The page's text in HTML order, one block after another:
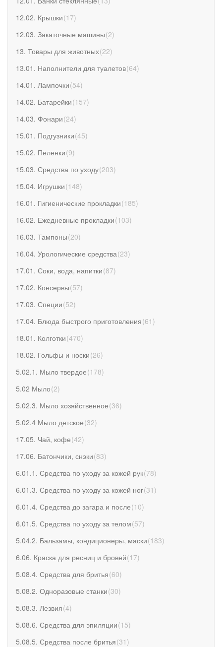
12.02. Крышки(17)
12.03. Закаточные машины(2)
13. Товары для животных(22)
13.01. Наполнители для туалетов(64)
14.01. Лампочки(54)
14.02. Батарейки(157)
14.03. Фонари(24)
15.01. Подгузники(45)
15.02. Пеленки(9)
15.03. Средства по уходу(203)
15.04. Игрушки(148)
16.01. Гигиенические прокладки(185)
16.02. Ежедневные прокладки(103)
16.03. Тампоны(20)
16.04. Урологические средства(23)
17.01. Соки, вода, напитки(87)
17.02. Консервы(57)
17.03. Специи(52)
17.04. Блюда быстрого приготовления(61 )
18.01. Колготки(470)
18.02. Гольфы и носки(26)
5.02.1. Мыло твердое(178)
5.02 Мыло(2)
5.02.3. Мыло хозяйственное(36)
5.02.4 Мыло детское(32)
17.05. Чай, кофе(42)
17.06. Батончики, снэки(83)
6.01.1. Средства по уходу за кожей рук(78)
6.01.3. Средства по уходу за кожей ног(31 )
6.01.4. Средства до загара и после(10)
6.01.5. Средства по уходу за телом(57)
5.04.2. Бальзамы, кондиционеры, маски(183)
6.06. Краска для ресниц и бровей(17)
5.08.4. Средства для бритья(60)
5.08.2. Одноразовые станки(30)
5.08.3. Лезвия(4)
5.08.6. Средства для эпиляции(15)
5.08.5. Средства после бритья(31 )